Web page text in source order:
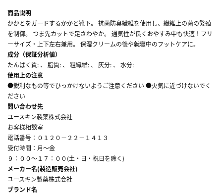
商品説明
かかとをガードするかかと靴下。 抗菌防臭繊維を使用し、繊維上の菌の繁殖
を制御。 つま先カットで足さわやか。 通気性が良くおやすみ中も快適！フリ
ーサイズ・上下左右兼用。 保湿クリームの後や就寝中のフットケアに。
成分（保証分析値）
たんぱく質: 、 脂質: 、 粗繊維: 、 灰分: 、 水分:
使用上の注意
●鋭利なもの等でひっかけないようご注意ください ●火気に近づけないでく
ださい
問い合わせ先
ユースキン製薬株式会社
お客様相談室
電話番号：０１２０－２２－１４１３
受付時間：月～金
９：００～１７：００(土・日・祝日を除く)
メーカー名(製造販売会社)
ユースキン製薬株式会社
ブランド名